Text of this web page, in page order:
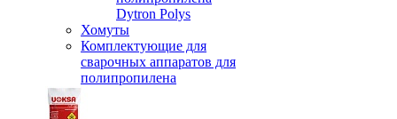
Dytron Polys
Хомуты
Комплектующие для
сварочных аппаратов для
полипропилена